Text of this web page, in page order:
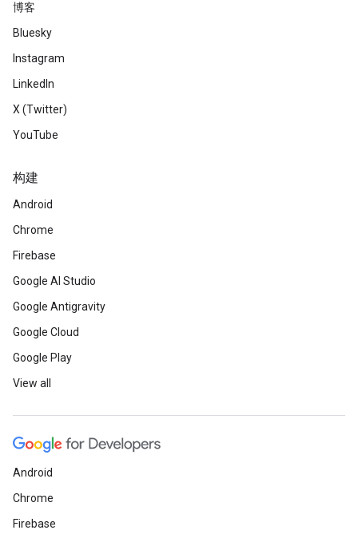
博客
Bluesky
Instagram
LinkedIn
X (Twitter)
YouTube
构建
Android
Chrome
Firebase
Google AI Studio
Google Antigravity
Google Cloud
Google Play
View all
Android
Chrome
Firebase